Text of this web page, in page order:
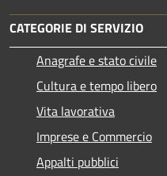
CATEGORIE DI SERVIZIO
Anagrafe e stato civile
Cultura e tempo libero
Vita lavorativa
Imprese e Commercio
Appalti pubblici